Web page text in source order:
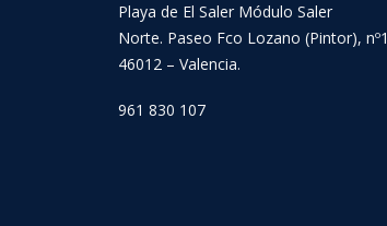
Playa de El Saler Módulo Saler
Norte. Paseo Fco Lozano (Pintor), nº1
46012 – Valencia.
961 830 107